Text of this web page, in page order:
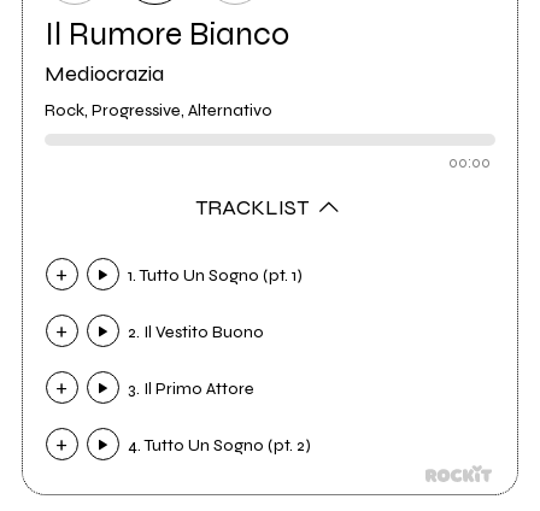
Il Rumore Bianco
Mediocrazia
Rock, Progressive, Alternativo
00:00
TRACKLIST
1. Tutto Un Sogno (pt. 1)
2. Il Vestito Buono
3. Il Primo Attore
4. Tutto Un Sogno (pt. 2)